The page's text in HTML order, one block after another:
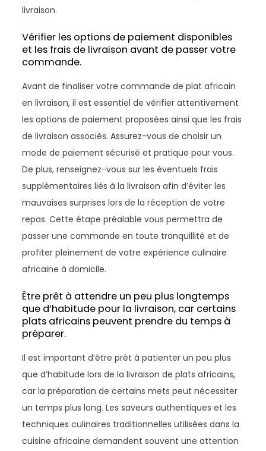
livraison.
Vérifier les options de paiement disponibles
et les frais de livraison avant de passer votre
commande.
Avant de finaliser votre commande de plat africain
en livraison, il est essentiel de vérifier attentivement
les options de paiement proposées ainsi que les frais
de livraison associés. Assurez-vous de choisir un
mode de paiement sécurisé et pratique pour vous.
De plus, renseignez-vous sur les éventuels frais
supplémentaires liés à la livraison afin d’éviter les
mauvaises surprises lors de la réception de votre
repas. Cette étape préalable vous permettra de
passer une commande en toute tranquillité et de
profiter pleinement de votre expérience culinaire
africaine à domicile.
Être prêt à attendre un peu plus longtemps
que d’habitude pour la livraison, car certains
plats africains peuvent prendre du temps à
préparer.
Il est important d’être prêt à patienter un peu plus
que d’habitude lors de la livraison de plats africains,
car la préparation de certains mets peut nécessiter
un temps plus long. Les saveurs authentiques et les
techniques culinaires traditionnelles utilisées dans la
cuisine africaine demandent souvent une attention